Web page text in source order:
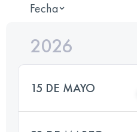
Fecha
2026
15 DE MAYO